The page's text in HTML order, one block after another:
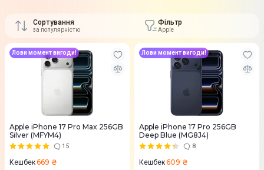
Сортування
за популярністю
Фільтр
Apple
Apple iPhone 17 Pro Max 256GB
Silver (MFYM4)
15
Лови момент вигоди!
Кешбек669 ₴
Apple iPhone 17 Pro 256GB
Deep Blue (MG8J4)
8
Лови момент вигоди!
Кешбек609 ₴